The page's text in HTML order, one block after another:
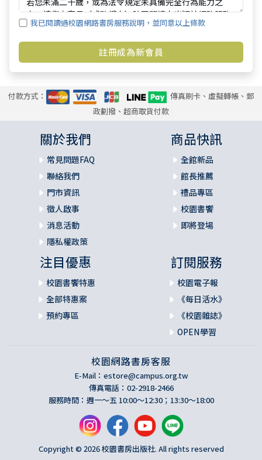
我已閱讀過校園網路書房服務說明，並同意以上條款
付款方式：
傳真刷卡、虛擬轉帳、郵
政劃撥、超商取貨付款
關於我們
常見問題FAQ
聯絡我們
門市資訊
徵人啟事
消息活動
隱私權政策
商品快訊
全館新品
館長推薦
禮品專區
校園書饗
即將登場
注目優惠
校園書饗特惠
全部特惠案
預約專區
訂閱服務
校園電子報
《每日活水》
《校園雜誌》
OPEN學習
校園網路書房客服
E-Mail： estore@campus.org.tw
傳真電話：02-2918-2466
服務時間：週一～五 10:00～12:30；13:30～18:00
Copyright © 2026 校園書房出版社. All rights reserved